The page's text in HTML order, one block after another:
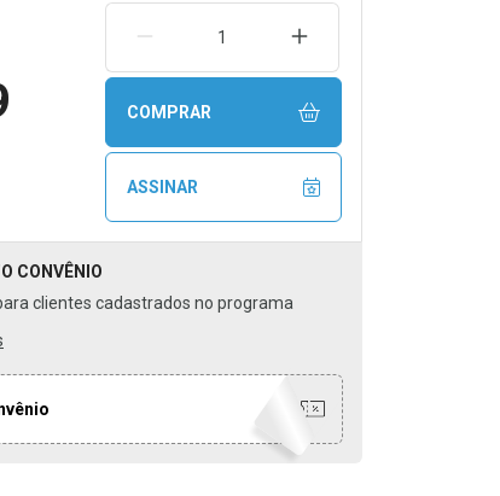
REMOVER UMA UNIDADEAUMENTAR UMA
COMPRAR
ASSINAR
CONVÊNIO
clientes cadastrados no programa